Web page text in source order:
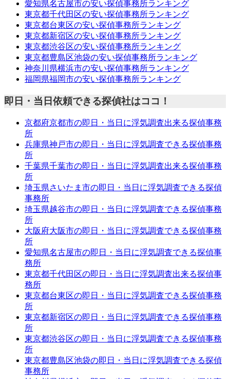
愛知県名古屋市の安い探偵事務所ランキング
東京都千代田区の安い探偵事務所ランキング
東京都台東区の安い探偵事務所ランキング
東京都新宿区の安い探偵事務所ランキング
東京都渋谷区の安い探偵事務所ランキング
東京都豊島区池袋の安い探偵事務所ランキング
神奈川県横浜市の安い探偵事務所ランキング
福岡県福岡市の安い探偵事務所ランキング
即日・当日依頼できる探偵社はココ！
京都府京都市の即日・当日に浮気調査出来る探偵事務
所
兵庫県神戸市の即日・当日に浮気調査できる探偵事務
所
千葉県千葉市の即日・当日に浮気調査出来る探偵事務
所
埼玉県さいたま市の即日・当日に浮気調査できる探偵
事務所
埼玉県越谷市の即日・当日に浮気調査できる探偵事務
所
大阪府大阪市の即日・当日に浮気調査できる探偵事務
所
愛知県名古屋市の即日・当日に浮気調査できる探偵事
務所
東京都千代田区の即日・当日に浮気調査出来る探偵事
務所
東京都台東区の即日・当日に浮気調査できる探偵事務
所
東京都新宿区の即日・当日に浮気調査できる探偵事務
所
東京都渋谷区の即日・当日に浮気調査できる探偵事務
所
東京都豊島区池袋の即日・当日に浮気調査できる探偵
事務所